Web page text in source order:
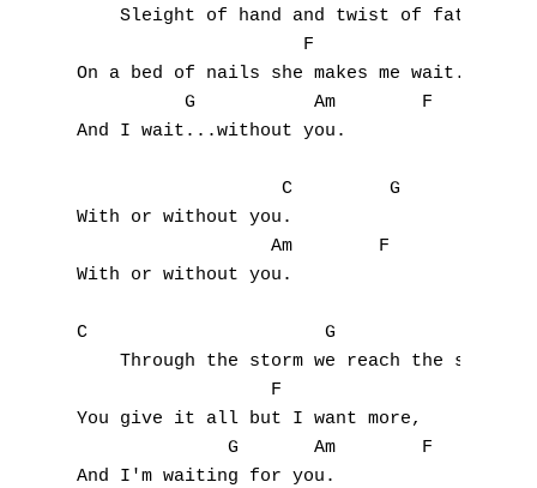
    Sleight of hand and twist of fate.
F
On a bed of nails she makes me wait.
          G           Am        F
And I wait...without you.
                   C         G
With or without you.
                  Am        F
With or without you.
C                      G
    Through the storm we reach the shore.
                  F                     C
You give it all but I want more,
              G       Am        F
And I'm waiting for you.